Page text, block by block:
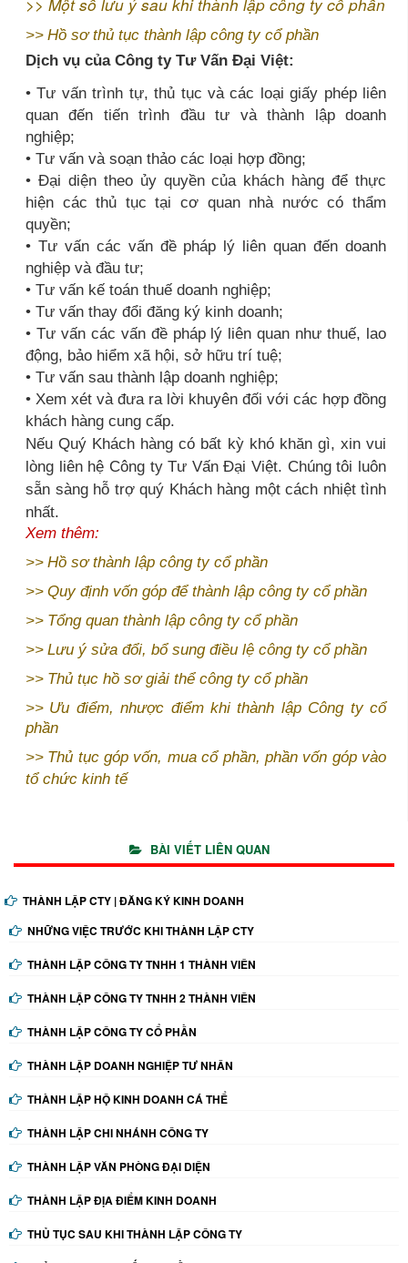
>> Hồ sơ thủ tục thành lập công ty cổ phần
Dịch vụ của Công ty Tư Vấn Đại Việt:
• Tư vấn trình tự, thủ tục và các loại giấy phép liên
quan đến tiến trình đầu tư và thành lập doanh
nghiệp;
• Tư vấn và soạn thảo các loại hợp đồng;
• Đại diện theo ủy quyền của khách hàng để thực
hiện các thủ tục tại cơ quan nhà nước có thẩm
quyền;
• Tư vấn các vấn đề pháp lý liên quan đến doanh
nghiệp và đầu tư;
• Tư vấn kế toán thuế doanh nghiệp;
• Tư vấn thay đổi đăng ký kinh doanh;
• Tư vấn các vấn đề pháp lý liên quan như thuế, lao
động, bảo hiểm xã hội, sở hữu trí tuệ;
• Tư vấn sau thành lập doanh nghiệp;
• Xem xét và đưa ra lời khuyên đối với các hợp đồng
khách hàng cung cấp.
Nếu Quý Khách hàng có bất kỳ khó khăn gì, xin vui
lòng liên hệ Công ty Tư Vấn Đại Việt. Chúng tôi luôn
sẵn sàng hỗ trợ quý Khách hàng một cách nhiệt tình
nhất.
Xem thêm:
>> Hồ sơ thành lập công ty cổ phần
>> Quy định vốn góp để thành lập công ty cổ phần
>> Tổng quan thành lập công ty cổ phần
>> Lưu ý sửa đổi, bổ sung điều lệ công ty cổ phần
>> Thủ tục hồ sơ giải thể công ty cổ phần
>> Ưu điểm, nhược điểm khi thành lập Công ty cổ
phần
>> Thủ tục góp vốn, mua cổ phần, phần vốn góp vào
tổ chức kinh tế
BÀI VIẾT LIÊN QUAN
THÀNH LẬP CTY | ĐĂNG KÝ KINH DOANH
NHỮNG VIỆC TRƯỚC KHI THÀNH LẬP CTY
THÀNH LẬP CÔNG TY TNHH 1 THÀNH VIÊN
THÀNH LẬP CÔNG TY TNHH 2 THÀNH VIÊN
THÀNH LẬP CÔNG TY CỔ PHẦN
THÀNH LẬP DOANH NGHIỆP TƯ NHÂN
THÀNH LẬP HỘ KINH DOANH CÁ THỂ
THÀNH LẬP CHI NHÁNH CÔNG TY
THÀNH LẬP VĂN PHÒNG ĐẠI DIỆN
THÀNH LẬP ĐỊA ĐIỂM KINH DOANH
THỦ TỤC SAU KHI THÀNH LẬP CÔNG TY